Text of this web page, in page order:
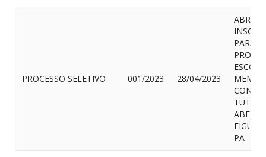
PROCESSO SELETIVO 001/2023 28/04/2023
ABRE
PARA O
ABEL
PA